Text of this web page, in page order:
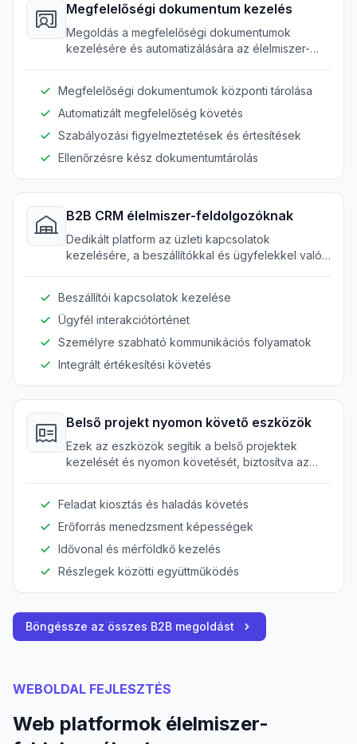
Megfelelőségi dokumentum kezelés
Megoldás a megfelelőségi dokumentumok
kezelésére és automatizálására az élelmiszer-
követelménynek.
Megfelelőségi dokumentumok központi tárolása
Automatizált megfelelőség követés
Szabályozási figyelmeztetések és értesítések
Ellenőrzésre kész dokumentumtárolás
B2B CRM élelmiszer-feldolgozóknak
Dedikált platform az üzleti kapcsolatok
kezelésére, a beszállítókkal és ügyfelekkel való
Beszállítói kapcsolatok kezelése
Ügyfél interakciótörténet
Személyre szabható kommunikációs folyamatok
Integrált értékesítési követés
Belső projekt nyomon követő eszközök
Ezek az eszközök segítik a belső projektek
kezelését és nyomon követését, biztosítva az
Feladat kiosztás és haladás követés
Erőforrás menedzsment képességek
Idővonal és mérföldkő kezelés
Részlegek közötti együttműködés
Böngéssze az összes B2B megoldást
WEBOLDAL FEJLESZTÉS
Web platformok élelmiszer-